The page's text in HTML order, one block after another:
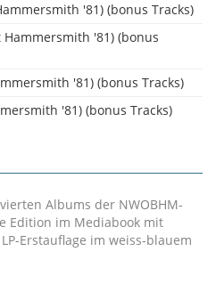
'81) (bonus Tracks)
'81) (bonus
'81) (bonus Tracks)
'81) (bonus Tracks)
Albums der NWOBHM-
Edition im Mediabook mit
Erstauflage im weiss-blauem